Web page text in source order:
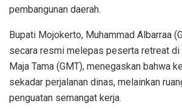
pembangunan daerah.
Bupati Mojokerto, Muhammad Albarraa
secara resmi melepas peserta retreat di
Maja Tama (GMT), menegaskan bahwa
sekadar perjalanan dinas, melainkan
penguatan semangat kerja.